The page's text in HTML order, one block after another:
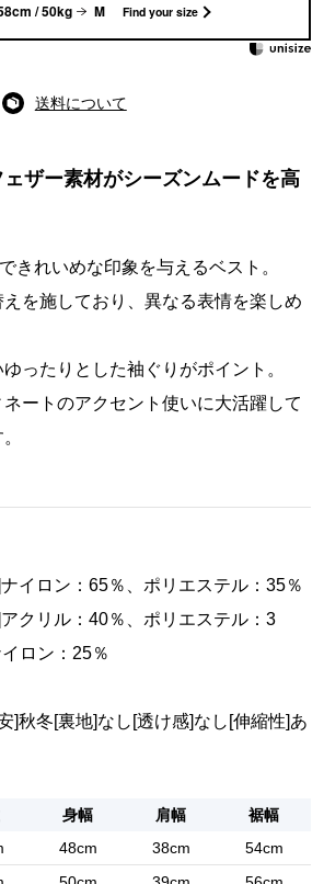
/ 50kg M Find your size
送料について
ザー素材がシーズンムードを高
きれいめな印象を与えるベスト。
を施しており、異なる表情を楽しめ
ったりとした袖ぐりがポイント。
ートのアクセント使いに大活躍して
イロン：65％、ポリエステル：35％
クリル：40％、ポリエステル：3
ロン：25％
]秋冬[裏地]なし [透け感]なし [伸縮性]あ
身幅 肩幅
裾幅
48cm 38cm
54cm